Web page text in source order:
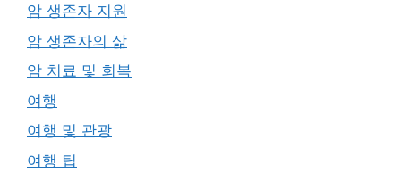
암 생존자 지원
암 생존자의 삶
암 치료 및 회복
여행
여행 및 관광
여행 팁